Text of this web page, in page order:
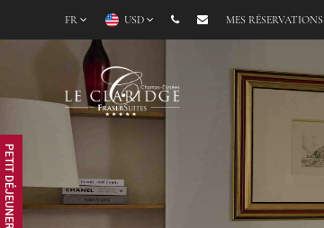
FR USD MES RÉSERVATIONS